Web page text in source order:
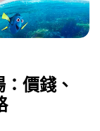
價錢、